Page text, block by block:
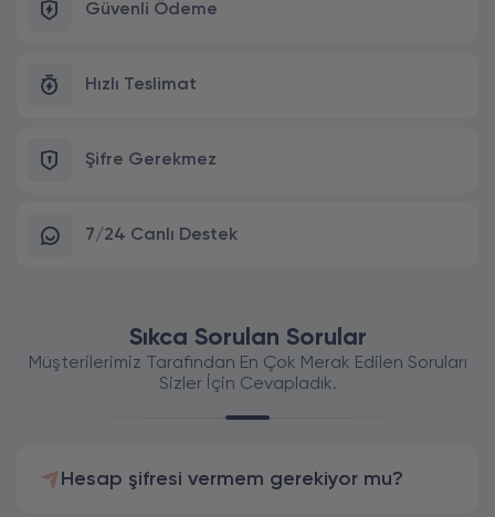
Güvenli Ödeme
Hızlı Teslimat
Şifre Gerekmez
7/24 Canlı Destek
Sıkca Sorulan Sorular
Müşterilerimiz Tarafından En Çok Merak Edilen Soruları
Sizler İçin Cevapladık.
Hesap şifresi vermem gerekiyor mu?